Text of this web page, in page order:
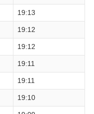
19:13
19:12
19:12
19:11
19:11
19:10